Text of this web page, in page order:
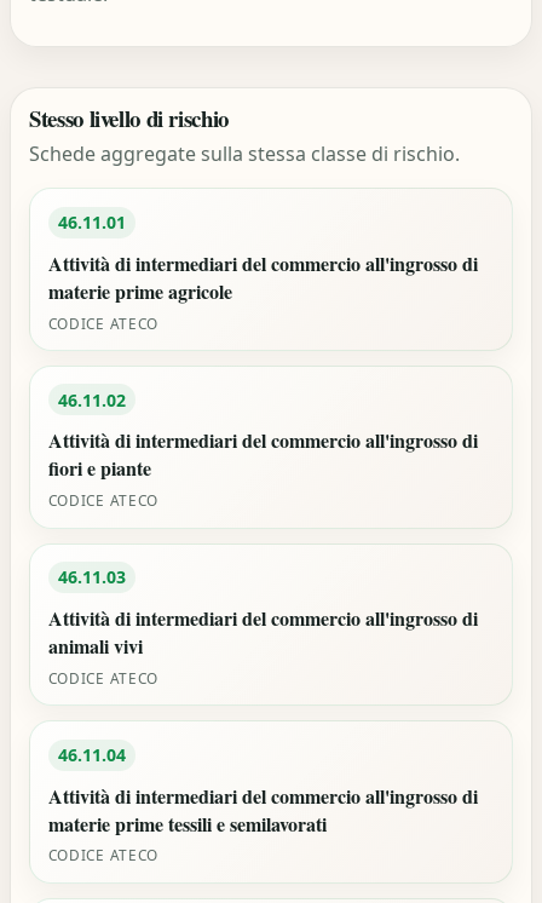
Stesso livello di rischio
Schede aggregate sulla stessa classe di rischio.
46.11.01
Attività di intermediari del commercio all'ingrosso di
materie prime agricole
CODICE ATECO
46.11.02
Attività di intermediari del commercio all'ingrosso di
fiori e piante
CODICE ATECO
46.11.03
Attività di intermediari del commercio all'ingrosso di
animali vivi
CODICE ATECO
46.11.04
Attività di intermediari del commercio all'ingrosso di
materie prime tessili e semilavorati
CODICE ATECO